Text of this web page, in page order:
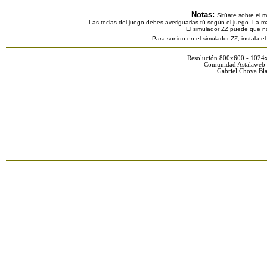
Notas: Sitúate sobre el
Las teclas del juego debes averiguarlas tú según el juego. La
El simulador ZZ puede que
Para sonido en el simulador ZZ, instala
Resolución 800x600 -
Comunidad
Gabriel Chova